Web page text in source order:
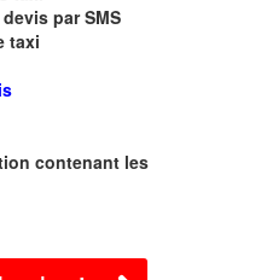
par SMS
taxi
contenant les